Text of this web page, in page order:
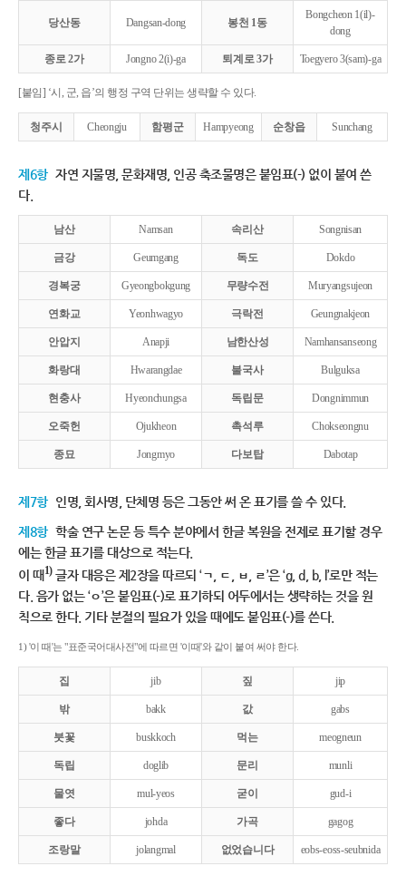
당산동 Dangsan-dong 봉천 1동
Bongcheon 1(il)-
dong
종로 2가 Jongno 2(i)-ga 퇴계로 3가 Toegyero 3(sam)-ga
[붙임] ‘시, 군, 읍’의 행정 구역 단위는 생략할 수 있다.
청주시 Cheongju 함평군 Hampyeong 순창읍 Sunchang
제6항 자연 지물명, 문화재명, 인공 축조물명은 붙임표(-) 없이 붙여 쓴
다.
남산 Namsan 속리산 Songnisan
금강 Geumgang 독도 Dokdo
경복궁 Gyeongbokgung 무량수전 Muryangsujeon
연화교 Yeonhwagyo 극락전 Geungnakjeon
안압지 Anapji 남한산성 Namhansanseong
화랑대 Hwarangdae 불국사 Bulguksa
현충사 Hyeonchungsa 독립문 Dongnimmun
오죽헌 Ojukheon 촉석루 Chokseongnu
종묘 Jongmyo 다보탑 Dabotap
제7항 인명, 회사명, 단체명 등은 그동안 써 온 표기를 쓸 수 있다.
제8항 학술 연구 논문 등 특수 분야에서 한글 복원을 전제로 표기할 경우
에는 한글 표기를 대상으로 적는다.
이 때1)글자 대응은 제2장을 따르되 ‘ㄱ, ㄷ, ㅂ, ㄹ’은 ‘g, d, b, l’로만 적는
다. 음가 없는 ‘ㅇ’은 붙임표(-)로 표기하되 어두에서는 생략하는 것을 원
칙으로 한다. 기타 분절의 필요가 있을 때에도 붙임표(-)를 쓴다.
1) '이 때'는 "표준국어대사전"에 따르면 '이때'와 같이 붙여 써야 한다.
집 jib 짚 jip
밖 bakk 값 gabs
붓꽃 buskkoch 먹는 meogneun
독립 doglib 문리 munli
물엿 mul-yeos 굳이 gud-i
좋다 johda 가곡 gagog
조랑말 jolangmal 없었습니다 eobs-eoss-seubnida